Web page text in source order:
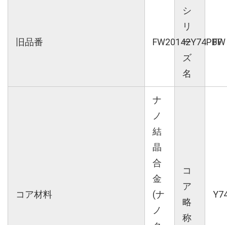
旧品番 FW20142Y74PBF
シ
リ
ー
ズ
名
FW
コア材料
ナ
ノ
結
晶
合
金
(ナ
ノ
コ
ア
略
称